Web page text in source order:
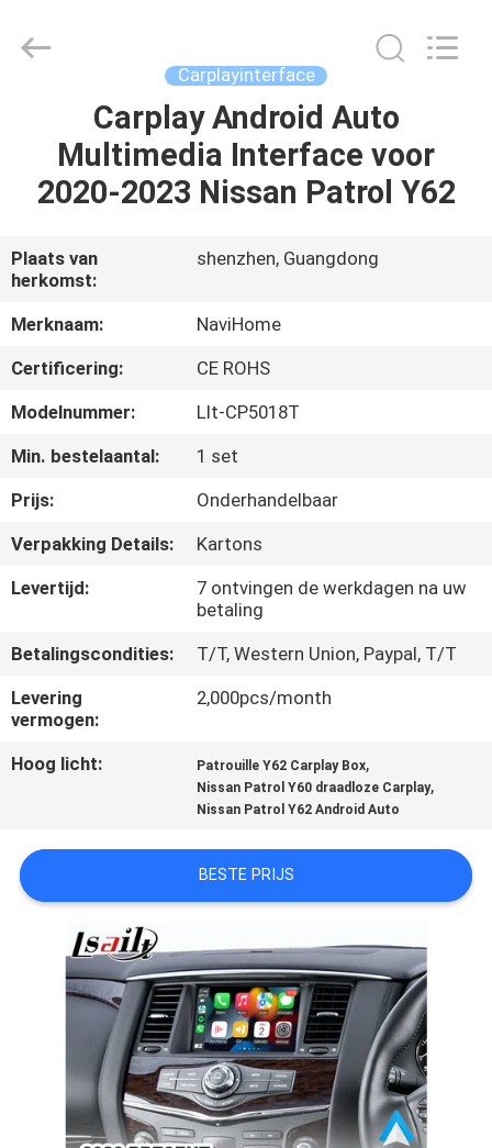
PRODUCTEN
VIDEOS
ONGEVEER
ONS
KWALITEITSCONTROLE
CONTACTEER
NIEUWS
GEVALLEN
PRIVACY
POLICY
Automobile
Electron
Carplayinterface
Carplay Android Auto
Multimedia Interface voor
2020-2023 Nissan Patrol Y62
Plaats van
herkomst:
shenzhen, Guangdong
Merknaam:
NaviHome
Certificering:
CE ROHS
Modelnummer:
Llt-CP5018T
Min. bestelaantal:
1 set
Prijs:
Onderhandelbaar
Verpakking Details:
Kartons
Levertijd:
7 ontvingen de werkdagen na uw
betaling
Betalingscondities:
T/T, Western Union, Paypal, T/T
Levering
vermogen:
2,000pcs/month
Hoog licht: Patrouille Y62 Carplay Box,
Nissan Patrol Y60 draadloze Carplay,
Nissan Patrol Y62 Android Auto
BESTE PRIJS